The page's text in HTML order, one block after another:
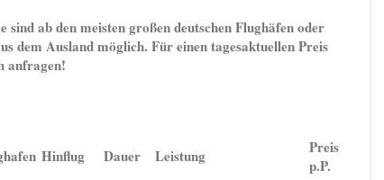
sind ab den meisten großen deutschen Flughäfen oder
dem Ausland möglich. Für einen tagesaktuellen Preis
anfragen!
Hinflug Dauer Leistung
Preis
p.P.